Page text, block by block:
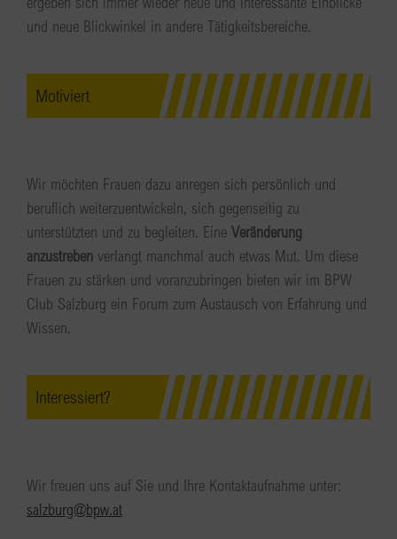
und neue Blickwinkel in andere Tätigkeitsbereiche.
Motiviert
Wir möchten Frauen dazu anregen sich persönlich und
beruflich weiterzuentwickeln, sich gegenseitig zu
unterstützten und zu begleiten. Eine Veränderung
anzustreben verlangt manchmal auch etwas Mut. Um diese
Frauen zu stärken und voranzubringen bieten wir im BPW
Club Salzburg ein Forum zum Austausch von Erfahrung und
Wissen.
Interessiert?
Wir freuen uns auf Sie und Ihre Kontaktaufnahme unter:
salzburg@bpw.at